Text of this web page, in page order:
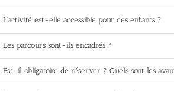
L’activité est-elle accessible pour des enfants ?
Les parcours sont-ils encadrés ?
Est-il obligatoire de réserver ? Quels sont les